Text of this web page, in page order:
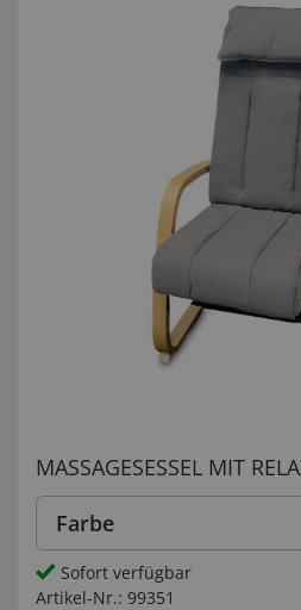
MASSAGESESSEL MIT
Farbe
Sofort verfügbar
Artikel-Nr.: 99351